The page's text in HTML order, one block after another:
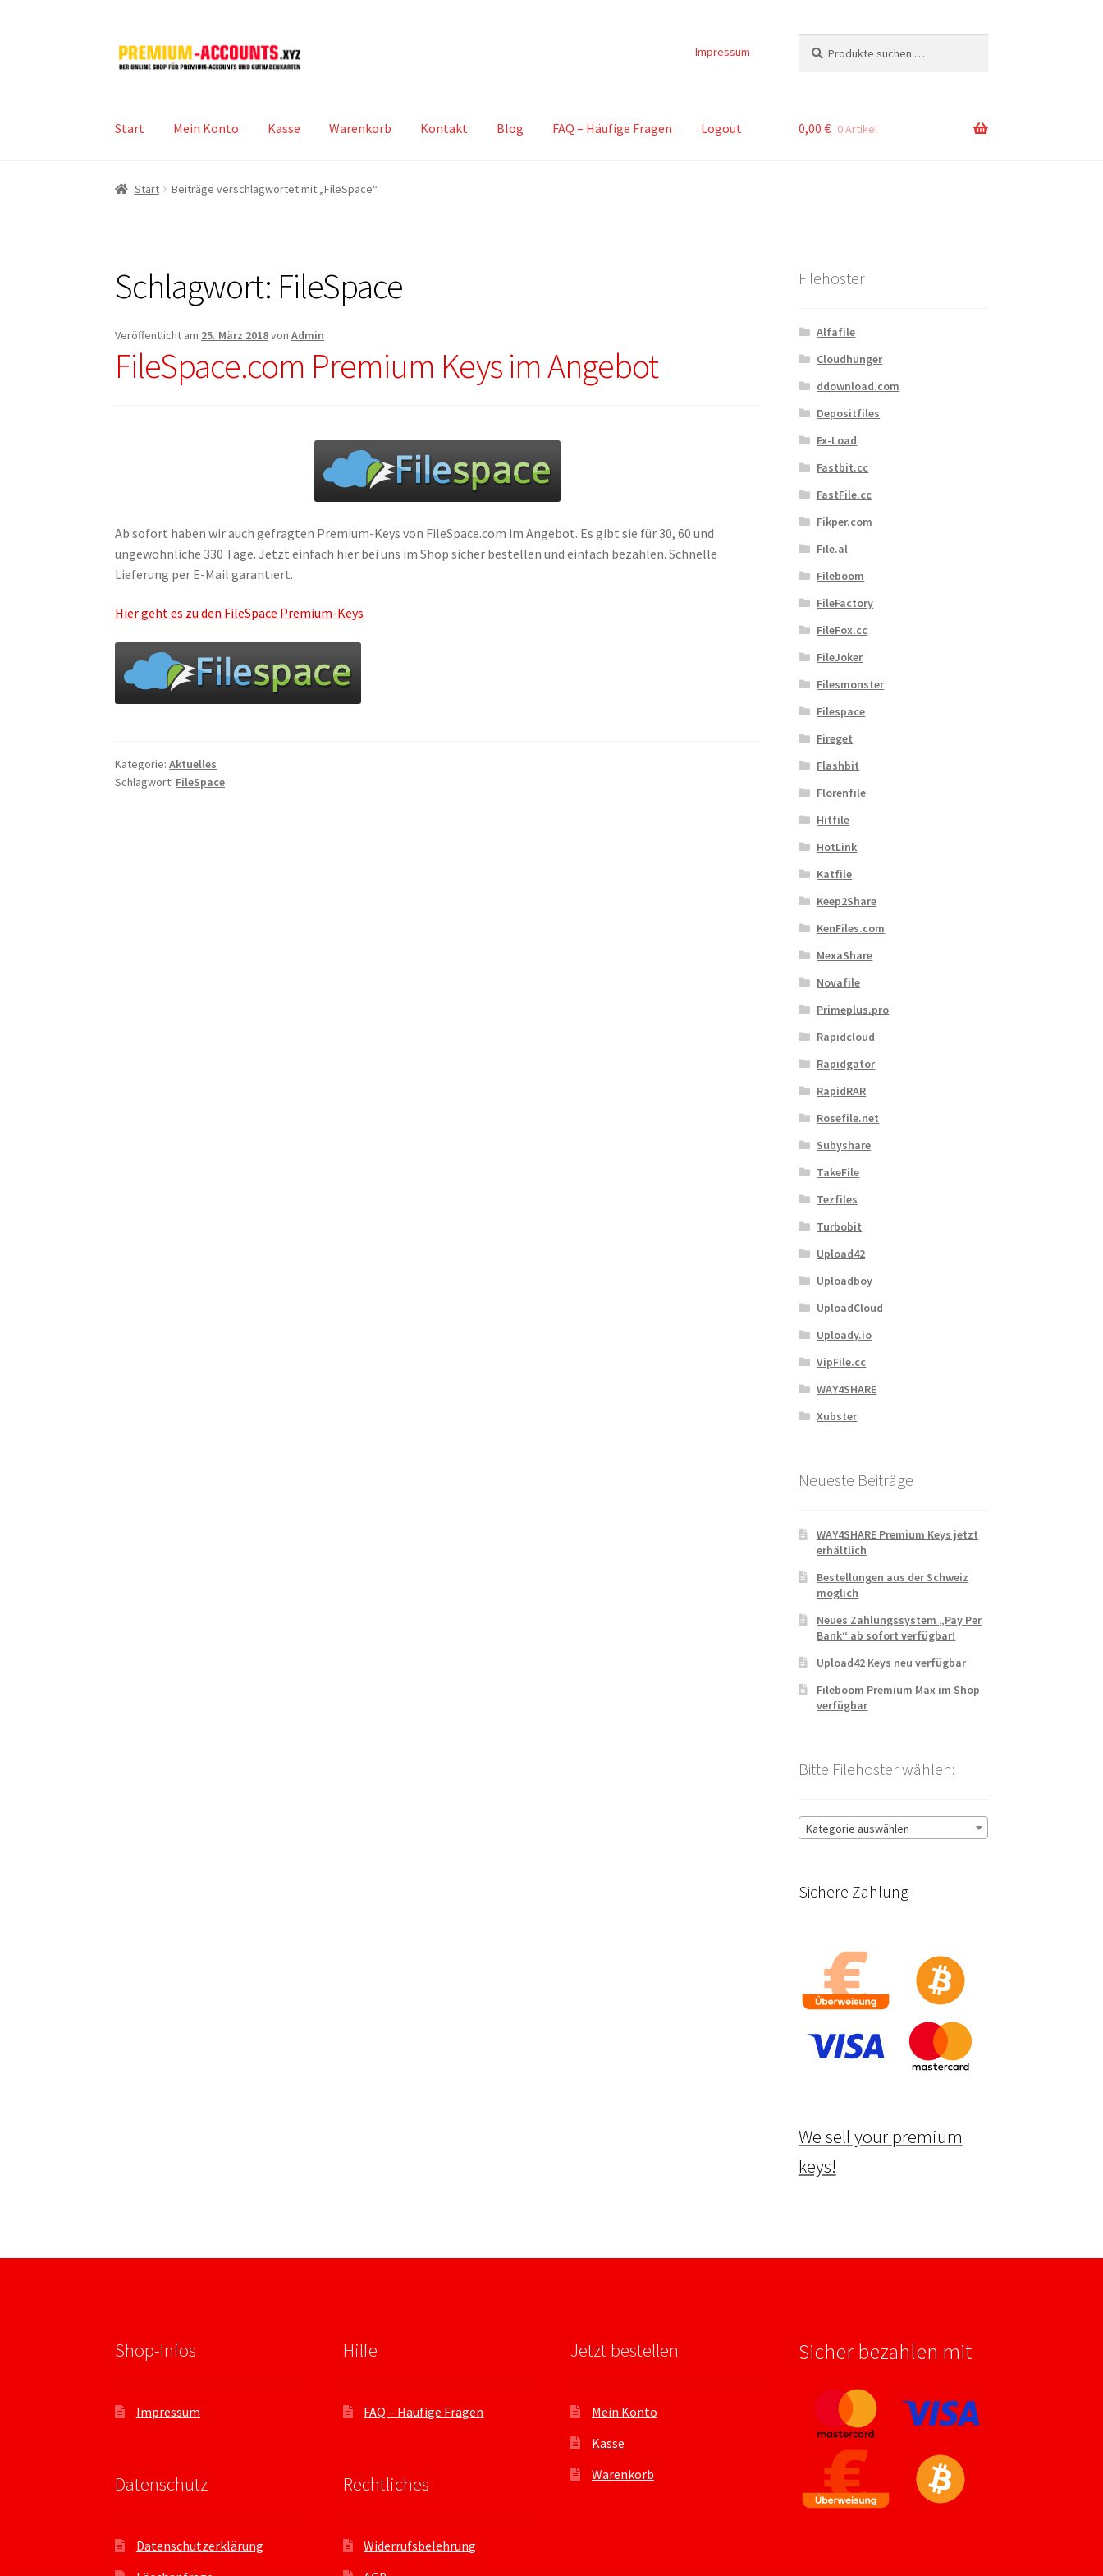
Zur
Navigation
Zum
Inhalt
Impressum
nach:
Start Mein Konto Kasse Warenkorb Kontakt Blog FAQ – Häufige Fragen Logout 0,00 € 0 Artikel
Start Beiträge verschlagwortet mit „FileSpace“
Schlagwort: FileSpace
Veröffentlicht am 25. März 2018vonAdmin
FileSpace.com Premium Keys im Angebot
Ab sofort haben wir auch gefragten Premium-Keys von FileSpace.com im Angebot. Es gibt sie für 30, 60 und
ungewöhnliche 330 Tage. Jetzt einfach hier bei uns im Shop sicher bestellen und einfach bezahlen. Schnelle
Lieferung per E-Mail garantiert.
Hier geht es zu den FileSpace Premium-Keys
Kategorie:Aktuelles
Schlagwort: FileSpace
Filehoster
Alfafile
Cloudhunger
ddownload.com
Depositfiles
Ex-Load
Fastbit.cc
FastFile.cc
Fikper.com
File.al
Fileboom
FileFactory
FileFox.cc
FileJoker
Filesmonster
Filespace
Fireget
Flashbit
Florenfile
Hitfile
HotLink
Katfile
Keep2Share
KenFiles.com
MexaShare
Novafile
Primeplus.pro
Rapidcloud
Rapidgator
RapidRAR
Rosefile.net
Subyshare
TakeFile
Tezfiles
Turbobit
Upload42
Uploadboy
UploadCloud
Uploady.io
VipFile.cc
WAY4SHARE
Xubster
Neueste Beiträge
WAY4SHARE Premium Keys jetzt
erhältlich
Bestellungen aus der Schweiz
möglich
Neues Zahlungssystem „Pay Per
Bank“ ab sofort verfügbar!
Upload42 Keys neu verfügbar
Fileboom Premium Max im Shop
verfügbar
Bitte Filehoster wählen:
Kategorie auswählen
Sichere Zahlung
We sell your premium
keys!
Shop-Infos
Impressum
Datenschutz
Datenschutzerklärung
Hilfe
FAQ – Häufige Fragen
Rechtliches
Widerrufsbelehrung
Jetzt bestellen
Mein Konto
Kasse
Warenkorb
Sicher bezahlen mit